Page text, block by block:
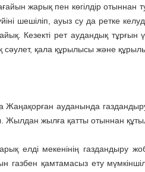
жарық пен көгілдір отыннан
шешіліп, ауыз су да ретке
Кезекті рет аудандық
қала құрылысы және құрылыс
ауданында
жылға қатты отыннан
елді мекенінің газдандыру
газбен қамтамасыз ету